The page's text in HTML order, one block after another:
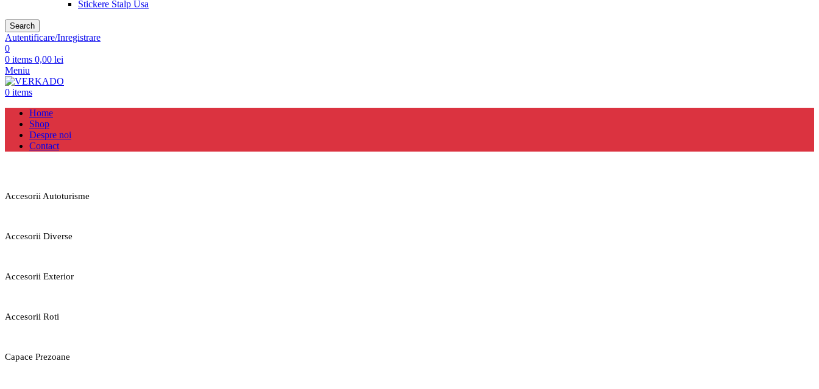
Stickere Stalp Usa
Search
Autentificare/Inregistrare
0
0 items 0,00 lei
Meniu
0 items
Home
Shop
Despre noi
Contact
Accesorii Autoturisme
Accesorii Diverse
Accesorii Exterior
Accesorii Roti
Capace Prezoane